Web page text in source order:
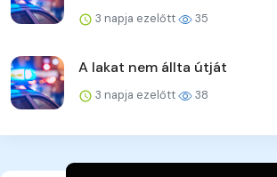
3 napja ezelőtt 35
A lakat nem állta útját
3 napja ezelőtt 38